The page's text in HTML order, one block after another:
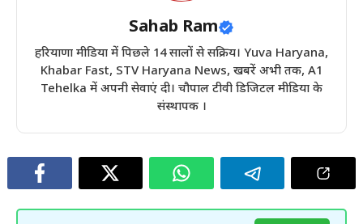
Sahab Ram
हरियाणा मीडिया में पिछले 14 सालों से सक्रिय। Yuva Haryana,
Khabar Fast, STV Haryana News, खबरें अभी तक, A1
Tehelka में अपनी सेवाएं दी। चौपाल टीवी डिजिटल मीडिया के
संस्थापक ।